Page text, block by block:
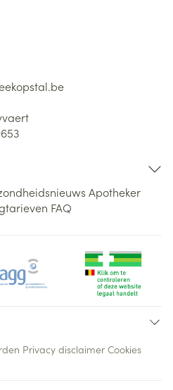
Apotheker
FAQ
Privacy disclaimer Cookies